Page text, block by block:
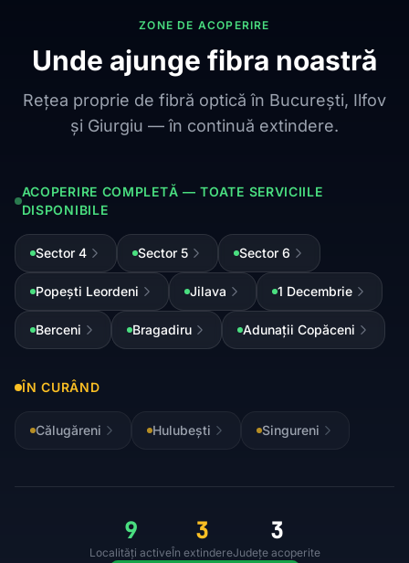
ZONE DE ACOPERIRE
Unde ajunge fibra noastră
Rețea proprie de fibră optică în București, Ilfov
și Giurgiu — în continuă extindere.
ACOPERIRE COMPLETĂ — TOATE SERVICIILE
DISPONIBILE
Sector 4 Sector 5 Sector 6
Popești Leordeni Jilava 1 Decembrie
Berceni Bragadiru Adunații Copăceni
ÎN CURÂND
Călugăreni Hulubești Singureni
9
Localități active
3
În extindere
3
Județe acoperite